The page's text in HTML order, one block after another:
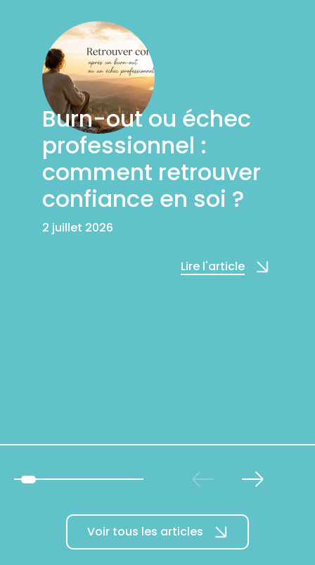
Burn-out ou échec
professionnel :
comment retrouver
confiance en soi ?
2 juillet 2026
Lire l'article
Voir tous les articles